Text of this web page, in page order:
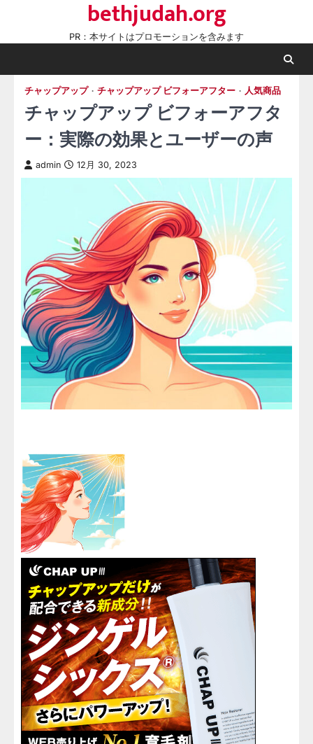
content
bethjudah.org
PR：本サイトはプロモーションを含みます
チャップアップ チャップアップ ビフォーアフター 人気商品
チャップアップ ビフォーアフタ
ー：実際の効果とユーザーの声
admin 12月 30, 2023